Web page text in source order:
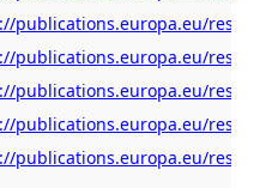
publications.europa.eu/
publications.europa.eu/
publications.europa.eu/
publications.europa.eu/
publications.europa.eu/